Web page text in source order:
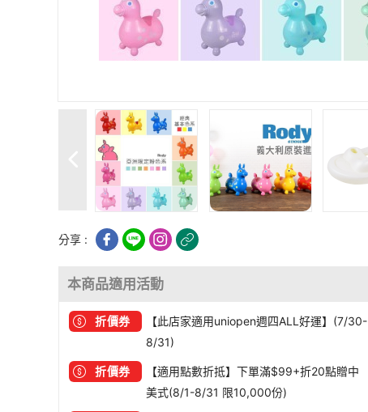
分享 :
本商品適用活動
折價券
【此店家適用uniopen週四ALL好運】(7/30-
8/31)
折價券
【適用點數折抵】下單滿$99+折20點贈中
美式(8/1-8/31 限10,000份)